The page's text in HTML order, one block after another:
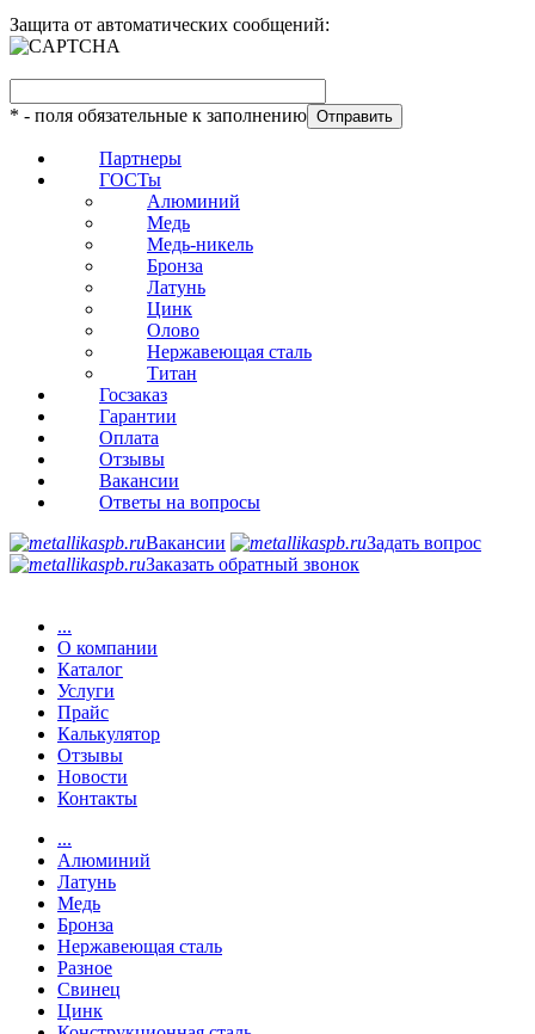
Защита от автоматических сообщений:
* - поля обязательные к заполнению
Партнеры
ГОСТы
Алюминий
Медь
Медь-никель
Бронза
Латунь
Цинк
Олово
Нержавеющая сталь
Титан
Госзаказ
Гарантии
Оплата
Отзывы
Вакансии
Ответы на вопросы
Вакансии
Задать вопрос
Заказать обратный звонок
...
О компании
Каталог
Услуги
Прайс
Калькулятор
Отзывы
Новости
Контакты
...
Алюминий
Латунь
Медь
Бронза
Нержавеющая сталь
Разное
Свинец
Цинк